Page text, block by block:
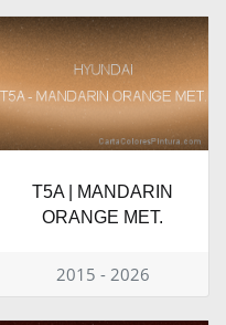
T5A | MANDARIN
ORANGE MET.
2015 - 2026